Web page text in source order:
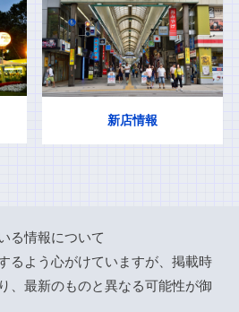
新店情報
る情報について
るよう心がけていますが、掲載時
、最新のものと異なる可能性が御